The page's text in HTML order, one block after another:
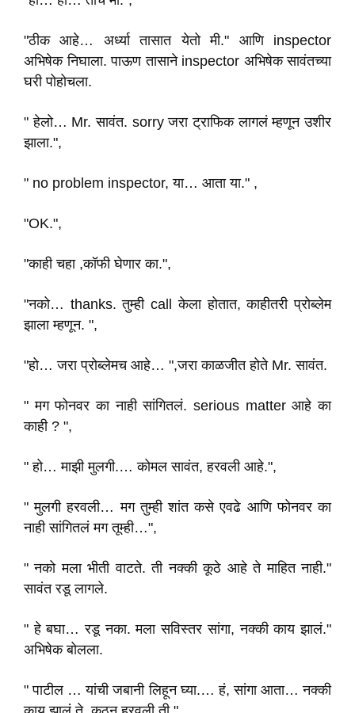
"ठीक आहे… अर्ध्या तासात येतो मी." आणि inspector
अभिषेक निघाला. पाऊण तासाने inspector अभिषेक सावंतच्या
घरी पोहोचला.
" हेलो… Mr. सावंत. sorry जरा ट्राफिक लागलं म्हणून उशीर
झाला.",
" no problem inspector, या… आता या." ,
"OK.",
"काही चहा ,कॉफी घेणार का.",
"नको… thanks. तुम्ही call केला होतात, काहीतरी प्रोब्लेम
झाला म्हणून. ",
"हो… जरा प्रोब्लेमच आहे… ",जरा काळजीत होते Mr. सावंत.
" मग फोनवर का नाही सांगितलं. serious matter आहे का
काही ? ",
" हो… माझी मुलगी.… कोमल सावंत, हरवली आहे.",
" मुलगी हरवली… मग तुम्ही शांत कसे एवढे आणि फोनवर का
नाही सांगितलं मग तूम्ही…",
" नको मला भीती वाटते. ती नक्की कूठे आहे ते माहित नाही."
सावंत रडू लागले.
" हे बघा… रडू नका. मला सविस्तर सांगा, नक्की काय झालं."
अभिषेक बोलला.
" पाटील … यांची जबानी लिहून घ्या.… हं, सांगा आता… नक्की